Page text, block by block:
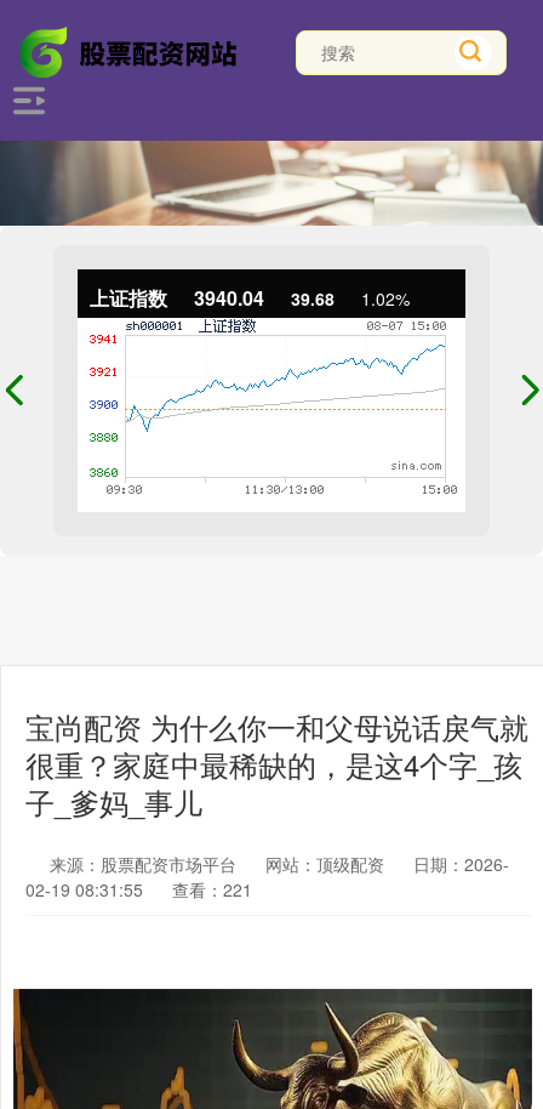
上证指数 3940.04 39.68 1.02%
宝尚配资 为什么你一和父母说话戾气就
很重？家庭中最稀缺的，是这4个字_孩
子_爹妈_事儿
来源：股票配资市场平台 网站：顶级配资
日期：2026-
02-19 08:31:55
查看：221